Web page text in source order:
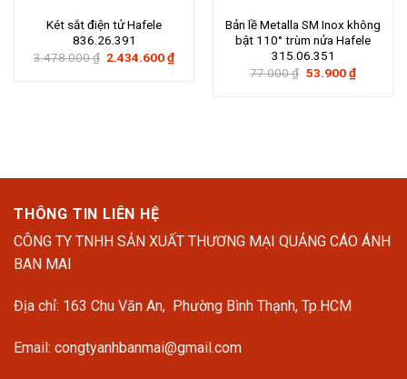
Két sắt điện tử Hafele
836.26.391
3.478.000₫ Giá
2.434.600₫Giá
Bản lề Metalla SM Inox không
bật 110° trùm nửa Hafele
315.06.351
77.000₫ Giá
53.900₫Giá
hiện
THÔNG TIN LIÊN HỆ
CÔNG TY TNHH SẢN XUẤT THƯƠNG MẠI QUẢNG CÁO ÁNH
BAN MAI
Địa chỉ: 163 Chu Văn An, Phường Bình Thạnh, Tp.HCM
Email: congtyanhbanmai@gmail.com